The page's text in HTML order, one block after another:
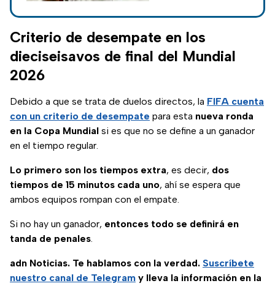
conoce los horarios
de los partidos.
Criterio de desempate en los
dieciseisavos de final del Mundial
2026
Debido a que se trata de duelos directos, la FIFA cuenta
con un criterio de desempate para esta nueva ronda
en la Copa Mundial si es que no se define a un ganador
en el tiempo regular.
Lo primero son los tiempos extra, es decir, dos
tiempos de 15 minutos cada uno, ahí se espera que
ambos equipos rompan con el empate.
Si no hay un ganador, entonces todo se definirá en
tanda de penales.
adn Noticias. Te hablamos con la verdad. Suscríbete
nuestro canal de Telegram y lleva la información en la